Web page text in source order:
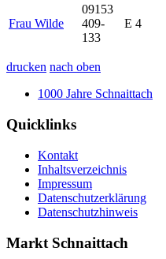
Frau Wilde
09153
409-
133
E 4
drucken nach oben
1000 Jahre Schnaittach
Quicklinks
Kontakt
Inhaltsverzeichnis
Impressum
Datenschutzerklärung
Datenschutzhinweis
Markt Schnaittach